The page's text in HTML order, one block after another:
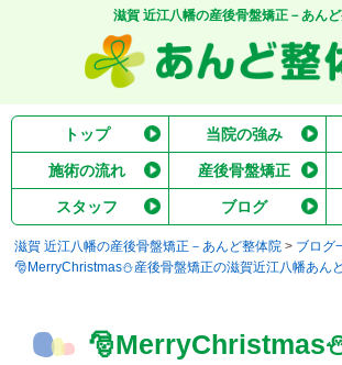
滋賀 近江八幡の産後骨盤矯正－あん
トップ 当院の強み
施術の流れ 産後骨盤矯正
スタッフ ブログ
滋賀 近江八幡の産後骨盤矯正－あんど整体院 > ブログ
🎅MerryChristmas⛄産後骨盤矯正の滋賀近江八幡あん